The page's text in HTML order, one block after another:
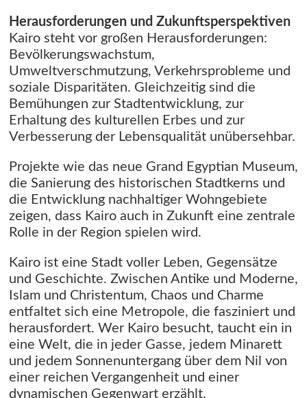
Herausforderungen und Zukunftsperspektiven
Kairo steht vor großen Herausforderungen:
Bevölkerungswachstum,
Umweltverschmutzung, Verkehrsprobleme und
soziale Disparitäten. Gleichzeitig sind die
Bemühungen zur Stadtentwicklung, zur
Erhaltung des kulturellen Erbes und zur
Verbesserung der Lebensqualität unübersehbar.
Projekte wie das neue Grand Egyptian Museum,
die Sanierung des historischen Stadtkerns und
die Entwicklung nachhaltiger Wohngebiete
zeigen, dass Kairo auch in Zukunft eine zentrale
Rolle in der Region spielen wird.
Kairo ist eine Stadt voller Leben, Gegensätze
und Geschichte. Zwischen Antike und Moderne,
Islam und Christentum, Chaos und Charme
entfaltet sich eine Metropole, die fasziniert und
herausfordert. Wer Kairo besucht, taucht ein in
eine Welt, die in jeder Gasse, jedem Minarett
und jedem Sonnenuntergang über dem Nil von
einer reichen Vergangenheit und einer
dynamischen Gegenwart erzählt.